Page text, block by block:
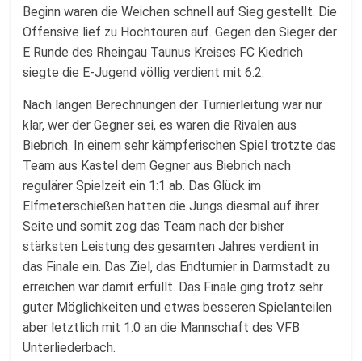
Beginn waren die Weichen schnell auf Sieg gestellt. Die
Offensive lief zu Hochtouren auf. Gegen den Sieger der
E Runde des Rheingau Taunus Kreises FC Kiedrich
siegte die E-Jugend völlig verdient mit 6:2.
Nach langen Berechnungen der Turnierleitung war nur
klar, wer der Gegner sei, es waren die Rivalen aus
Biebrich. In einem sehr kämpferischen Spiel trotzte das
Team aus Kastel dem Gegner aus Biebrich nach
regulärer Spielzeit ein 1:1 ab. Das Glück im
Elfmeterschießen hatten die Jungs diesmal auf ihrer
Seite und somit zog das Team nach der bisher
stärksten Leistung des gesamten Jahres verdient in
das Finale ein. Das Ziel, das Endturnier in Darmstadt zu
erreichen war damit erfüllt. Das Finale ging trotz sehr
guter Möglichkeiten und etwas besseren Spielanteilen
aber letztlich mit 1:0 an die Mannschaft des VFB
Unterliederbach.